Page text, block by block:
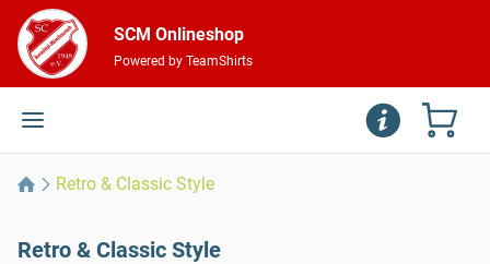
SCM Onlineshop
Powered by TeamShirts
Retro & Classic Style
Retro & Classic Style